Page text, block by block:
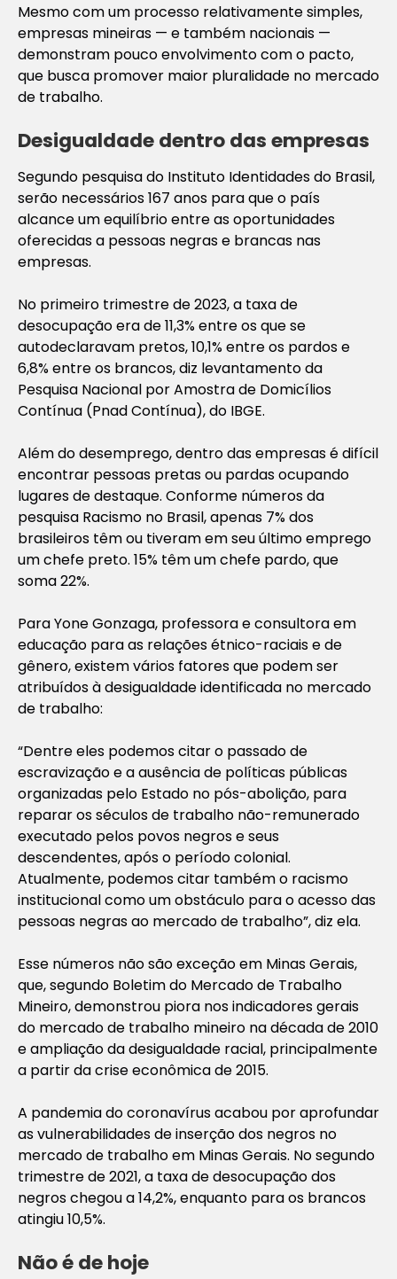
Mesmo com um processo relativamente simples,
empresas mineiras — e também nacionais —
demonstram pouco envolvimento com o pacto,
que busca promover maior pluralidade no mercado
de trabalho.
Desigualdade dentro das empresas
Segundo pesquisa do Instituto Identidades do Brasil,
serão necessários 167 anos para que o país
alcance um equilíbrio entre as oportunidades
oferecidas a pessoas negras e brancas nas
empresas.
No primeiro trimestre de 2023, a taxa de
desocupação era de 11,3% entre os que se
autodeclaravam pretos, 10,1% entre os pardos e
6,8% entre os brancos, diz levantamento da
Pesquisa Nacional por Amostra de Domicílios
Contínua (Pnad Contínua), do IBGE.
Além do desemprego, dentro das empresas é difícil
encontrar pessoas pretas ou pardas ocupando
lugares de destaque. Conforme números da
pesquisa Racismo no Brasil, apenas 7% dos
brasileiros têm ou tiveram em seu último emprego
um chefe preto. 15% têm um chefe pardo, que
soma 22%.
Para Yone Gonzaga, professora e consultora em
educação para as relações étnico-raciais e de
gênero, existem vários fatores que podem ser
atribuídos à desigualdade identificada no mercado
de trabalho:
“Dentre eles podemos citar o passado de
escravização e a ausência de políticas públicas
organizadas pelo Estado no pós-abolição, para
reparar os séculos de trabalho não-remunerado
executado pelos povos negros e seus
descendentes, após o período colonial.
Atualmente, podemos citar também o racismo
institucional como um obstáculo para o acesso das
pessoas negras ao mercado de trabalho”, diz ela.
Esse números não são exceção em Minas Gerais,
que, segundo Boletim do Mercado de Trabalho
Mineiro, demonstrou piora nos indicadores gerais
do mercado de trabalho mineiro na década de 2010
e ampliação da desigualdade racial, principalmente
a partir da crise econômica de 2015.
A pandemia do coronavírus acabou por aprofundar
as vulnerabilidades de inserção dos negros no
mercado de trabalho em Minas Gerais. No segundo
trimestre de 2021, a taxa de desocupação dos
negros chegou a 14,2%, enquanto para os brancos
atingiu 10,5%.
Não é de hoje